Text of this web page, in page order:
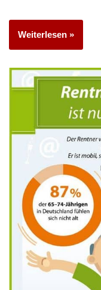
Weiterlesen »